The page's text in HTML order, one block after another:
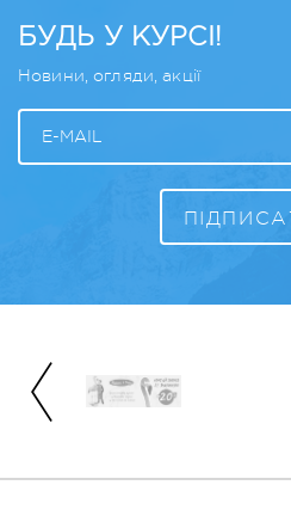
БУДЬ У КУРСІ!
Новини, огляди, акції